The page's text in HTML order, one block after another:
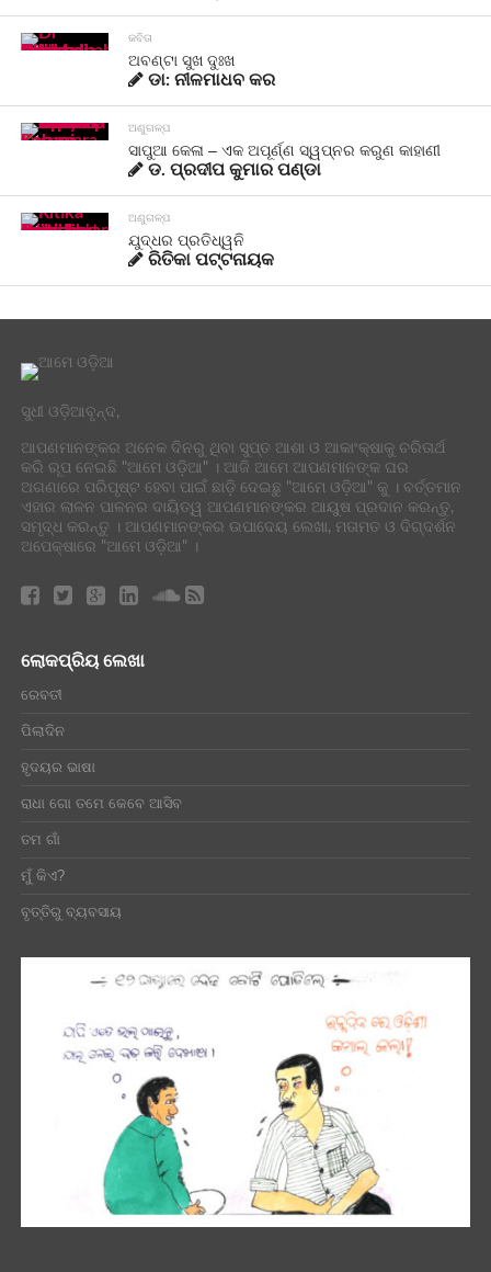
କବିତା
ଅବଣ୍ଟା ସୁଖ ଦୁଃଖ
ଡା: ନୀଳମାଧବ କର
ଅଣୁଗଳ୍ପ
ସାପୁଆ କେଳା – ଏକ ଅପୂର୍ଣ୍ଣ ସ୍ୱପ୍ନର କରୁଣ କାହାଣୀ
ଡ. ପ୍ରଦୀପ କୁମାର ପଣ୍ଡା
ଅଣୁଗଳ୍ପ
ଯୁଦ୍ଧର ପ୍ରତିଧ୍ୱନି
ରିତିକା ପଟ୍ଟନାୟକ
ସୁଧୀ ଓଡ଼ିଆବୃନ୍ଦ,
ଆପଣମାନଙ୍କର ଅନେକ ଦିନରୁ ଥିବା ସୁପ୍ତ ଆଶା ଓ ଆକାଂକ୍ଷାକୁ ଚରିତାର୍ଥ
କରି ରୂପ ନେଇଛି "ଆମେ ଓଡ଼ିଆ" । ଆଜି ଆମେ ଆପଣମାନଙ୍କ ଘର
ଅଗଣାରେ ପରିପୃଷ୍ଟ ହେବା ପାଇଁ ଛାଡ଼ି ଦେଇଛୁ "ଆମେ ଓଡ଼ିଆ" କୁ । ବର୍ତ୍ତମାନ
ଏହାର ଲାଳନ ପାଳନର ଦାୟିତ୍ୱ ଆପଣମାନଙ୍କର ଆୟୁଷ ପ୍ରଦାନ କରନ୍ତୁ,
ସମୃଦ୍ଧ କରନ୍ତୁ । ଆପଣମାନଙ୍କର ଉପାଦେୟ ଲେଖା, ମତାମତ ଓ ଦିଗ୍ଦର୍ଶନ
ଅପେକ୍ଷାରେ "ଆମେ ଓଡ଼ିଆ" ।
ଲୋକପ୍ରିୟ ଲେଖା
ରେବତୀ
ପିଲାଦିନ
ହୃଦୟର ଭାଷା
ରାଧା ଗୋ ତମେ କେବେ ଆସିବ
ତମ ଗାଁ
ମୁଁ କିଏ?
ବୃତ୍ତିରୁ ବ୍ୟବସାୟ